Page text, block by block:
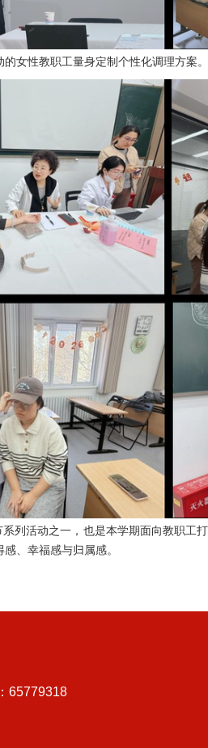
女性教职工量身定制个性化调理方案
列活动之一，也是本学期面向教职
、幸福感与归属感。
65779318